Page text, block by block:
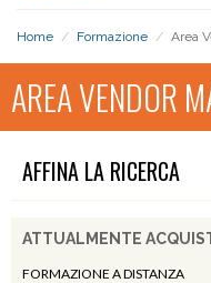
Home / Formazione / Area
AREA VENDOR
AFFINA LA RICERCA
ATTUALMENTE
FORMAZIONE A DISTANZA